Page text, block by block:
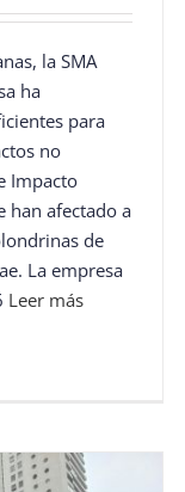
la SMA
ha
para
no
Impacto
han afectado a
de
La empresa
Leer más